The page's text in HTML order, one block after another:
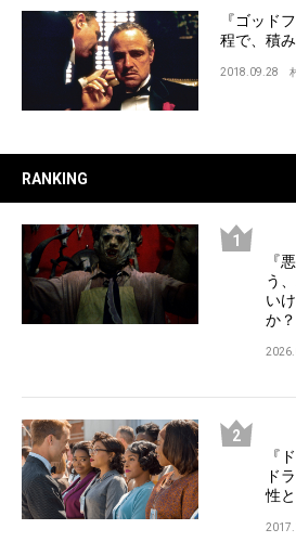
『ゴッド
程で、積
2018.09.28
RANKING
『
う
い
か？
『
ド
性